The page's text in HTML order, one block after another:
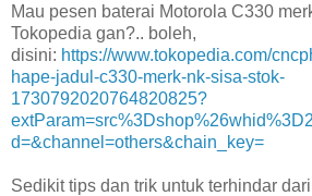
Mau pesen baterai Motorola C330
Tokopedia gan?.. boleh,
disini: https://www.tokopedia.com/
hape-jadul-c330-merk-nk-sisa-stok-
1730792020764820825?
d=&channel=others&chain_key=
Sedikit tips dan trik untuk terhindar